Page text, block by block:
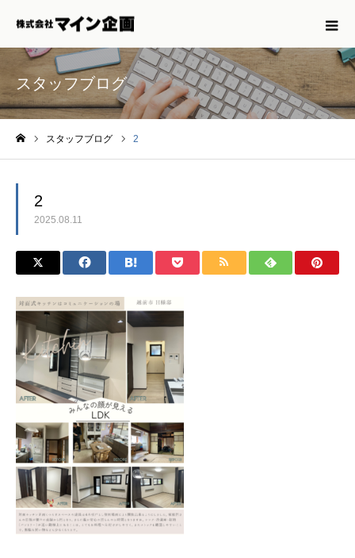
スタッフブログ
スタッフブログ 2
2
2025.08.11